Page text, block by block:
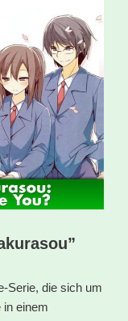
Serie, die sich um
in einem